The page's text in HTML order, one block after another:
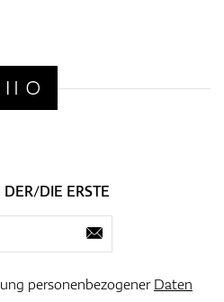
DER/DIE ERSTE
personenbezogenerDaten